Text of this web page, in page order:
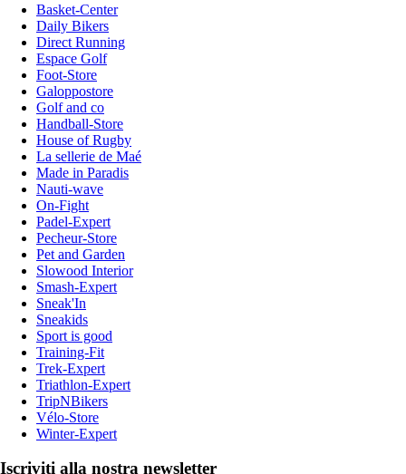
Basket-Center
Daily Bikers
Direct Running
Espace Golf
Foot-Store
Galoppostore
Golf and co
Handball-Store
House of Rugby
La sellerie de Maé
Made in Paradis
Nauti-wave
On-Fight
Padel-Expert
Pecheur-Store
Pet and Garden
Slowood Interior
Smash-Expert
Sneak'In
Sneakids
Sport is good
Training-Fit
Trek-Expert
Triathlon-Expert
TripNBikers
Vélo-Store
Winter-Expert
Iscriviti alla nostra newsletter